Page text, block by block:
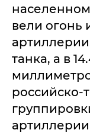
вели огонь
танка, а в
российско-